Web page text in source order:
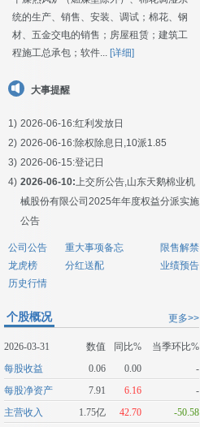
统的生产、销售、安装、调试；棉花、钢
材、五金交电的销售；房屋租赁；建筑工
程施工总承包；软件... [详细]
大事提醒
1) 2026-06-16:红利发放日
2) 2026-06-16:除权除息日,10派1.85
3) 2026-06-15:登记日
4) 2026-06-10:上交所公告,山东天鹅棉业机
械股份有限公司2025年年度权益分派实施
公告
公司公告 重大事项备忘
限售解禁
龙虎榜
分红送配
业绩预告
历史行情
更多>>
个股概况
2026-03-31 数值 同比%
当季环比%
每股收益
0.06 0.00
-
每股净资产
7.91 6.16
-
主营收入
1.75亿 42.70
-50.58